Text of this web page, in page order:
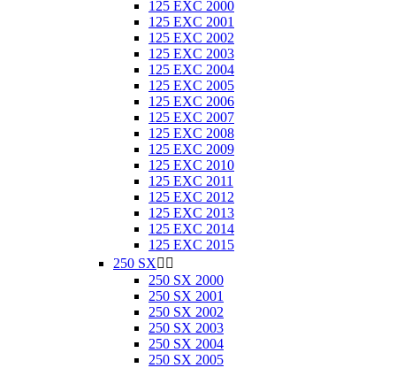
125 EXC 2000
125 EXC 2001
125 EXC 2002
125 EXC 2003
125 EXC 2004
125 EXC 2005
125 EXC 2006
125 EXC 2007
125 EXC 2008
125 EXC 2009
125 EXC 2010
125 EXC 2011
125 EXC 2012
125 EXC 2013
125 EXC 2014
125 EXC 2015
250 SX 
250 SX 2000
250 SX 2001
250 SX 2002
250 SX 2003
250 SX 2004
250 SX 2005